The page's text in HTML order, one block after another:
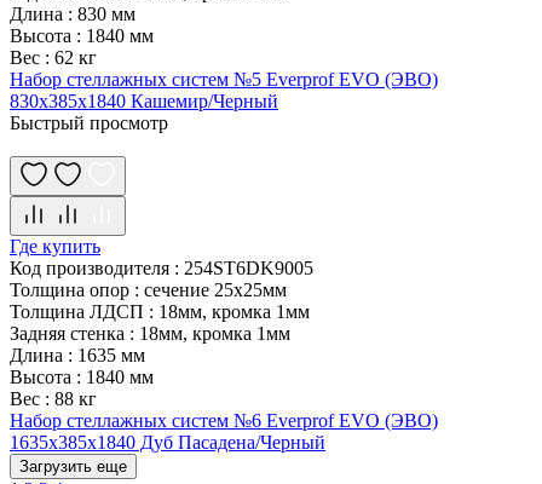
Длина : 830 мм
Высота : 1840 мм
Вес : 62 кг
Набор стеллажных систем №5 Everprof EVO (ЭВО)
830x385x1840 Кашемир/Черный
Быстрый просмотр
Где купить
Код производителя : 254ST6DK9005
Толщина опор : сечение 25х25мм
Толщина ЛДСП : 18мм, кромка 1мм
Задняя стенка : 18мм, кромка 1мм
Длина : 1635 мм
Высота : 1840 мм
Вес : 88 кг
Набор стеллажных систем №6 Everprof EVO (ЭВО)
1635x385x1840 Дуб Пасадена/Черный
Загрузить еще